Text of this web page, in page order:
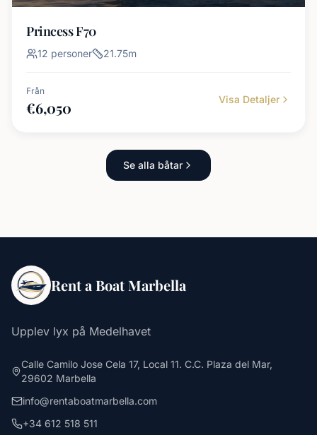
Princess F70
12 personer 21.75m
Från
€6,050 Visa Detaljer
Se alla båtar
Rent a Boat Marbella
Upplev lyx på Medelhavet
Calle Camilo Jose Cela 17, Local 11. C.C. Plaza del Mar,
29602 Marbella
info@rentaboatmarbella.com
+34 612 518 511